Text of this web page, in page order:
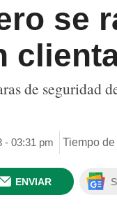
se
de
- 03:31 pm Tiempo de
ENVIAR